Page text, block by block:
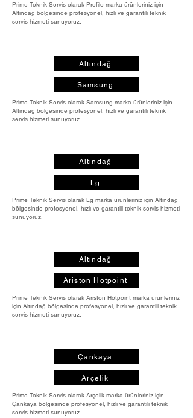
Prime Teknik Servis olarak Profilo marka ürünleriniz için
Altındağ bölgesinde profesyonel, hızlı ve garantili teknik
servis hizmeti sunuyoruz.
Altındağ
Samsung
Prime Teknik Servis olarak Samsung marka ürünleriniz için
Altındağ bölgesinde profesyonel, hızlı ve garantili teknik
servis hizmeti sunuyoruz.
Altındağ
Lg
Prime Teknik Servis olarak Lg marka ürünleriniz için Altındağ
bölgesinde profesyonel, hızlı ve garantili teknik servis hizmeti
sunuyoruz.
Altındağ
Ariston Hotpoint
Prime Teknik Servis olarak Ariston Hotpoint marka ürünleriniz
için Altındağ bölgesinde profesyonel, hızlı ve garantili teknik
servis hizmeti sunuyoruz.
Çankaya
Arçelik
Prime Teknik Servis olarak Arçelik marka ürünleriniz için
Çankaya bölgesinde profesyonel, hızlı ve garantili teknik
servis hizmeti sunuyoruz.